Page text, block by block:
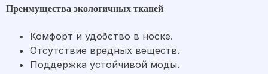
Преимущества экологичных тканей
Комфорт и удобство в носке.
Отсутствие вредных веществ.
Поддержка устойчивой моды.